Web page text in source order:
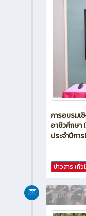
การอบรมเ
อาชีวศึกษา
新闻